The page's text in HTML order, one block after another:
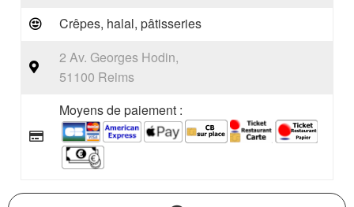
Crêpes, halal, pâtisseries
2 Av. Georges Hodin,
51100 Reims
Moyens de paiement :